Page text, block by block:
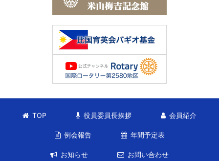
TOP 役員委員長挨拶 会員紹介
例会報告 年間予定表
お知らせ お問い合わせ